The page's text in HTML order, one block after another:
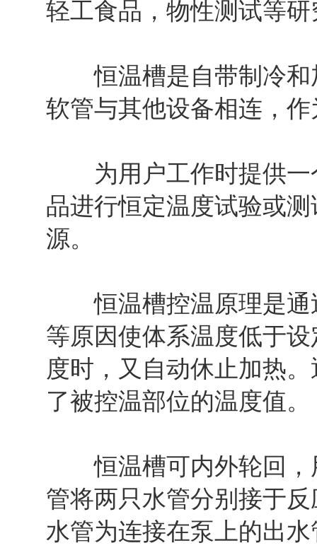
轻工食品，物性测试等
恒温槽是自带制冷和
软管与其他设备相连，
为用户工作时提供一
品进行恒定温度试验或
源。
恒温槽控温原理是通
等原因使体系温度低于
度时，又自动休止加热
了被控温部位的温度值。
恒温槽可内外轮回，
管将两只水管分别接于
水管为连接在泵上的出